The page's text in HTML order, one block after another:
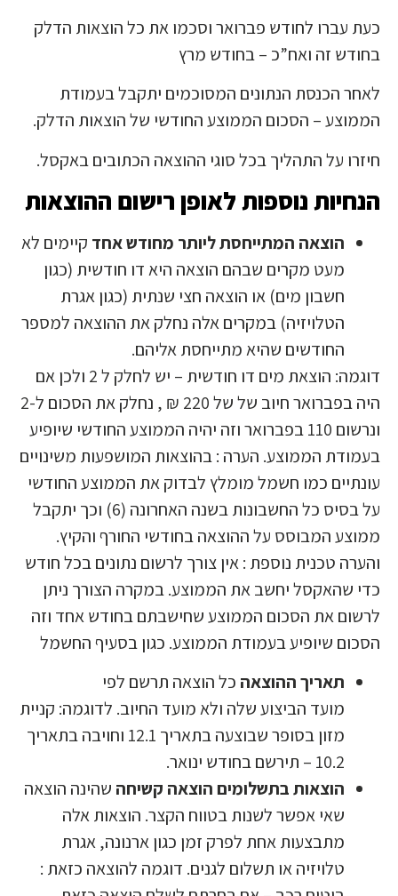
כעת עברו לחודש פברואר וסכמו את כל הוצאות הדלק
בחודש זה ואח”כ – בחודש מרץ
לאחר הכנסת הנתונים המסוכמים יתקבל בעמודת
הממוצע – הסכום הממוצע החודשי של הוצאות הדלק.
חיזרו על התהליך בכל סוגי ההוצאה הכתובים באקסל.
הנחיות נוספות לאופן רישום ההוצאות
הוצאה המתייחסת ליותר מחודש אחדקיימים לא
מעט מקרים שבהם הוצאה היא דו חודשית (כגון
חשבון מים) או הוצאה חצי שנתית (כגון אגרת
הטלויזיה) במקרים אלה נחלק את ההוצאה למספר
החודשים שהיא מתייחסת אליהם.
דוגמה: הוצאת מים דו חודשית – יש לחלק ל 2 ולכן אם
היה בפברואר חיוב של של 220 ₪ , נחלק את הסכום ל-2
ונרשום 110 בפברואר וזה יהיה הממוצע החודשי שיופיע
בעמודת הממוצע. הערה : בהוצאות המושפעות משינויים
עונתיים כמו חשמל מומלץ לבדוק את הממוצע החודשי
על בסיס כל החשבונות בשנה האחרונה (6) וכך יתקבל
ממוצע המבוסס על ההוצאה בחודשי החורף והקיץ.
והערה טכנית נוספת : אין צורך לרשום נתונים בכל חודש
כדי שהאקסל יחשב את הממוצע. במקרה הצורך ניתן
לרשום את הסכום הממוצע שחישבתם בחודש אחד וזה
הסכום שיופיע בעמודת הממוצע. כגון בסעיף החשמל
תאריך ההוצאהכל הוצאה תרשם לפי
מועד הביצוע שלה ולא מועד החיוב. לדוגמה: קניית
מזון בסופר שבוצעה בתאריך 12.1 וחויבה בתאריך
10.2 – תירשם בחודש ינואר.
הוצאות בתשלומיםהוצאה קשיחהשהינה הוצאה
שאי אפשר לשנות בטווח הקצר. הוצאות אלה
מתבצעות אחת לפרק זמן כגון ארנונה, אגרת
טלויזיה או תשלום לגנים. דוגמה להוצאה כזאת :